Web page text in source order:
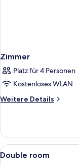
Zimmer
Platz für 4 Personen
Kostenloses WLAN
Weitere Details
Weitere
Alle
Fotos
1
Double room